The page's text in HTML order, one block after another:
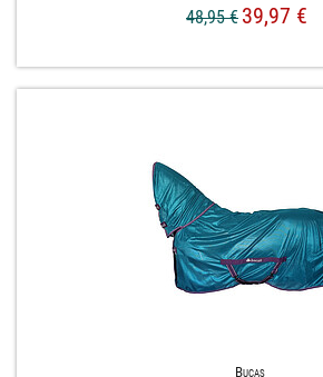
48,95 € 39,97 €
Bucas